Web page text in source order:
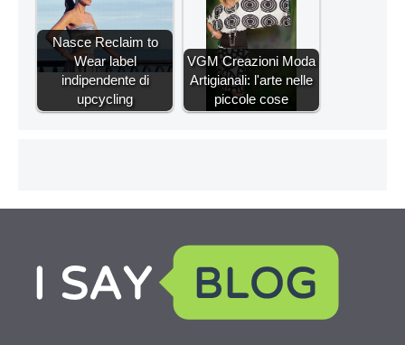
Nasce Reclaim to
Wear label
indipendente di
upcycling
VGM Creazioni Moda
Artigianali: l'arte nelle
piccole cose